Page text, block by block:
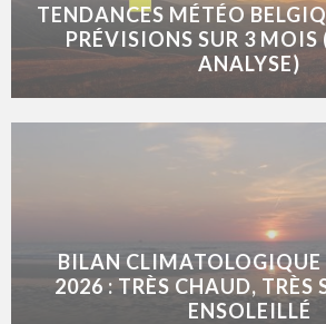
TENDANCES MÉTÉO
PRÉVISIONS SUR 3 MOIS
ANALYSE)
BILAN CLIMATOLOGIQUE
2026 : TRÈS CHAUD, TRÈS
ENSOLEILLÉ